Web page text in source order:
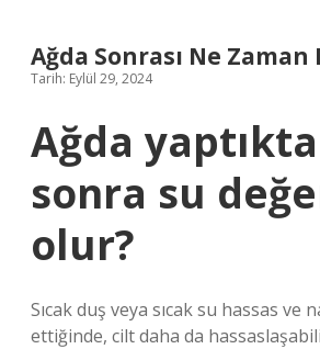
Ağda Sonrası Ne Zaman
Tarih: Eylül 29, 2024
Ağda
sonra su
olur?
Sıcak duş veya sıcak su hassas ve
ettiğinde, cilt daha da